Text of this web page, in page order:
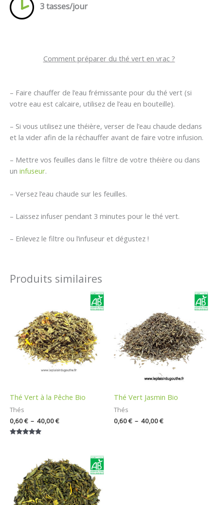
3 tasses/jour
Comment préparer du thé vert en vrac ?
– Faire chauffer de l’eau frémissante pour du thé vert (si
votre eau est calcaire, utilisez de l’eau en bouteille).
– Si vous utilisez une théière, verser de l’eau chaude dedans
et la vider afin de la réchauffer avant de faire votre infusion.
– Mettre vos feuilles dans le filtre de votre théière ou dans
un infuseur.
– Versez l’eau chaude sur les feuilles.
– Laissez infuser pendant 3 minutes pour le thé vert.
– Enlevez le filtre ou l’infuseur et dégustez !
Produits similaires
Thé Vert à la Pêche Bio
Thés
0,60€ – 40,00€
prix :
0,60 €
à
40,00 €
Thé Vert Jasmin Bio
Thés
0,60€ – 40,00€
prix :
0,60 €
à
40,00 €
Plage
de
prix :
0,60 €
à
40,00 €